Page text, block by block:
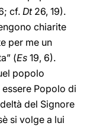
cf.Dt26, 19).
chiarite
per me un
(Es 19, 6).
popolo
Popolo di
del Signore
si volge a lui